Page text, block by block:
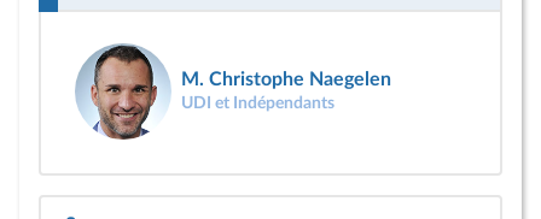
M. Christophe Naegelen
UDI et Indépendants